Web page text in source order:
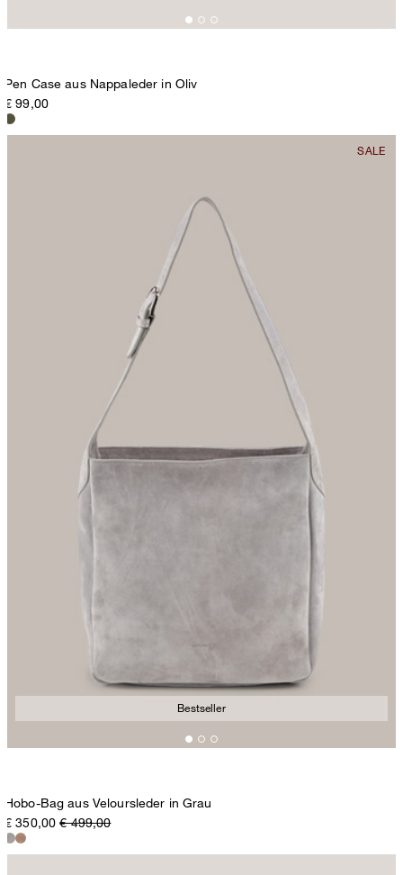
Pen Case aus Nappaleder in Oliv
€ 99,00
Bestseller
Hobo-Bag aus Veloursleder in Grau
€ 350,00 € 499,00